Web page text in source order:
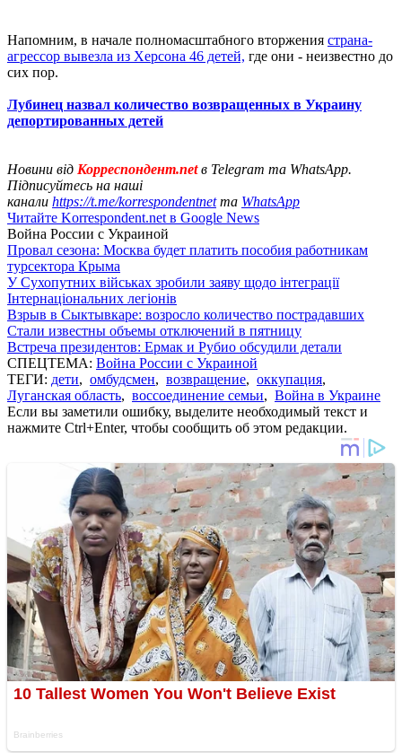
Напомним, в начале полномасштабного вторжения страна-
агрессор вывезла из Херсона 46 детей, где они - неизвестно до
сих пор.
Лубинец назвал количество возвращенных в Украину
депортированных детей
Новини від Корреспондент.netв Telegram та WhatsApp.
Підписуйтесь на наші
канали https://t.me/korrespondentnetта WhatsApp
Читайте Korrespondent.net в Google News
Война России с Украиной
Провал сезона: Москва будет платить пособия работникам
турсектора Крыма
У Сухопутних військах зробили заяву щодо інтеграції
Інтернаціональних легіонів
Взрыв в Сыктывкаре: возросло количество пострадавших
Стали известны объемы отключений в пятницу
Встреча президентов: Ермак и Рубио обсудили детали
СПЕЦТЕМА: Война России с Украиной
ТЕГИ: дети, омбудсмен, возвращение, оккупация,
Луганская область, воссоединение семьи, Война в Украине
Если вы заметили ошибку, выделите необходимый текст и
нажмите Ctrl+Enter, чтобы сообщить об этом редакции.